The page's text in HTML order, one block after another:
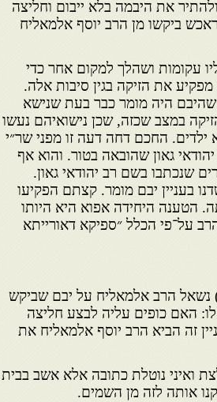
את היבמה בלא ייבום וחליצה
ביקשו מן הרב יוסף אלמאליח
עקומות ושהלך למקום אחר כדי
את הזיקה בגין סיבות אלה.
היה מומר כבר בעת שנישא
במצב שכזה, שכן נישואיהם נעשו
החכם דחה דעה זו מפני שר״י
גאון שהובאה בטור. והוא אף
שנכתבו בשם רב יהודאי גאון.
בעניין יבם מומר. קצתם הפקיעו
הטענה היחידה אפוא היא היותו
על־פי הכלל ״ספיקא דאורייתא
תקס״ז(1807) נשאל הרב אלמאליח על יבם שביקש
האם כופים עליה לבצע חליצה
זה הביא הרב יוסף אלמאליח את
ואיני נוטלת כתובה אלא אשב בבית
אותה לזה מן השמים.